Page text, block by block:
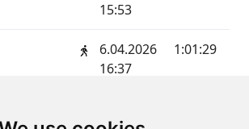
15:53
6.04.2026
16:37
1:01:29